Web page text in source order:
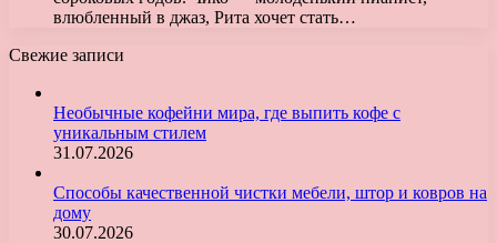
влюбленный в джаз, Рита хочет стать…
Свежие записи
Необычные кофейни мира, где выпить кофе с
уникальным стилем
31.07.2026
Способы качественной чистки мебели, штор и ковров на
дому
30.07.2026